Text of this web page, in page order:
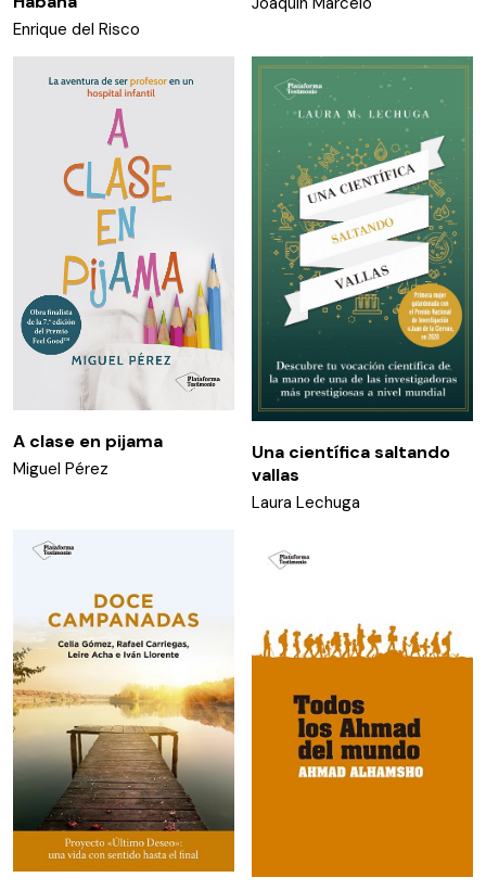
Enrique del Risco
A clase en pijama
Miguel Pérez
Una científica saltando
vallas
Laura Lechuga